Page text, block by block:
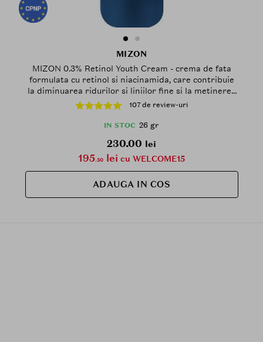
MIZON
MIZON 0.3% Retinol Youth Cream - crema de fata
formulata cu retinol si niacinamida, care contribuie
la diminuarea ridurilor si liniilor fine si la metinerea
unui aspect mai luminos - 26 gr
107 de review-uri
IN STOC 26 gr
230.00 lei
195.50 lei cu WELCOME15
ADAUGA IN COS